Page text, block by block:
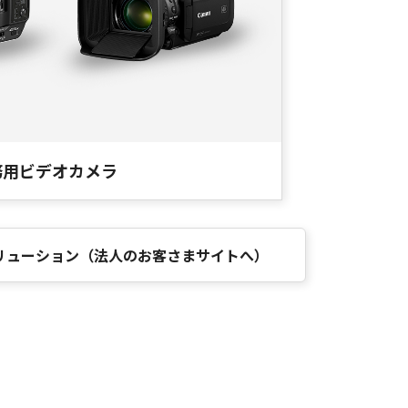
ビデオカメラ
ーション（法人のお客さまサイトへ）